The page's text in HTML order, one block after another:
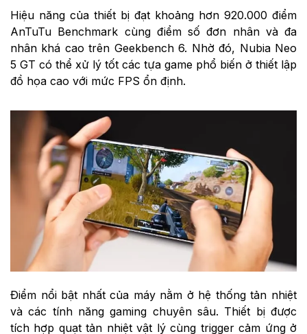
Hiệu năng của thiết bị đạt khoảng hơn 920.000 điểm
AnTuTu Benchmark cùng điểm số đơn nhân và đa
nhân khá cao trên Geekbench 6. Nhờ đó, Nubia Neo
5 GT có thể xử lý tốt các tựa game phổ biến ở thiết lập
đồ họa cao với mức FPS ổn định.
Điểm nổi bật nhất của máy nằm ở hệ thống tản nhiệt
và các tính năng gaming chuyên sâu. Thiết bị được
tích hợp quạt tản nhiệt vật lý cùng trigger cảm ứng ở